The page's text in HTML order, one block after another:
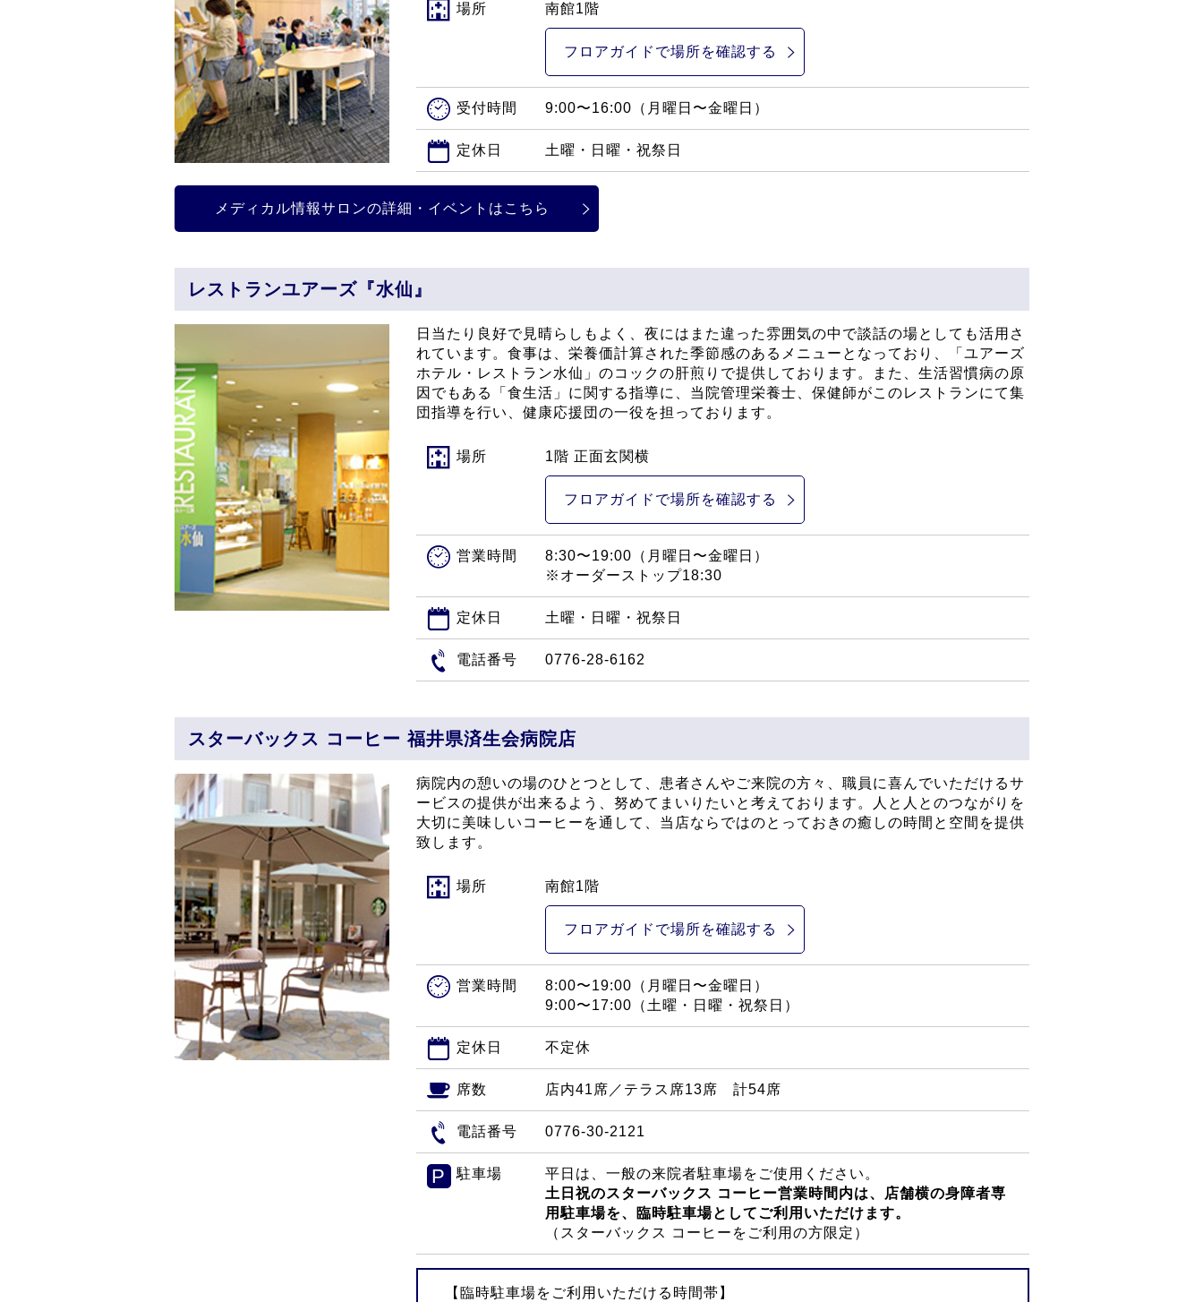
場所 南館1階
フロアガイドで場所を確認する
受付時間 9:00〜16:00（月曜日〜金曜日）
定休日 土曜・日曜・祝祭日
メディカル情報サロンの詳細・イベントはこちら
レストランユアーズ『水仙』
日当たり良好で見晴らしもよく、夜にはまた違った雰囲気の中で談話の場としても活用さ
れています。食事は、栄養価計算された季節感のあるメニューとなっており、「ユアーズ
ホテル・レストラン水仙」のコックの肝煎りで提供しております。また、生活習慣病の原
因でもある「食生活」に関する指導に、当院管理栄養士、保健師がこのレストランにて集
団指導を行い、健康応援団の一役を担っております。
場所 1階 正面玄関横
フロアガイドで場所を確認する
営業時間
8:30〜19:00（月曜日〜金曜日）
※オーダーストップ18:30
定休日 土曜・日曜・祝祭日
電話番号 0776-28-6162
スターバックス コーヒー 福井県済生会病院店
病院内の憩いの場のひとつとして、患者さんやご来院の方々、職員に喜んでいただけるサ
ービスの提供が出来るよう、努めてまいりたいと考えております。人と人とのつながりを
大切に美味しいコーヒーを通して、当店ならではのとっておきの癒しの時間と空間を提供
致します。
場所 南館1階
フロアガイドで場所を確認する
営業時間
8:00〜19:00（月曜日〜金曜日）
9:00〜17:00（土曜・日曜・祝祭日）
定休日 不定休
席数 店内41席／テラス席13席 計54席
電話番号 0776-30-2121
P 駐車場
平日は、一般の来院者駐車場をご使用ください。
土日祝のスターバックス コーヒー営業時間内は、店舗横の身障者専
用駐車場を、臨時駐車場としてご利用いただけます。
（スターバックス コーヒーをご利用の方限定）
【臨時駐車場をご利用いただける時間帯】